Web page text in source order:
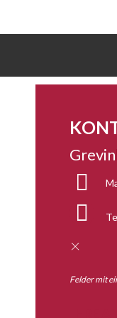
Felder mit